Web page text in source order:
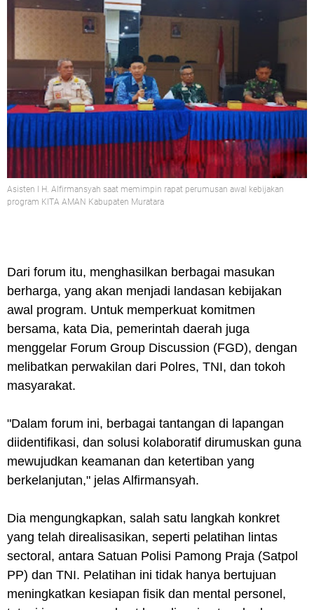
Asisten I H. Alfirmansyah saat memimpin rapat perumusan awal kebijakan
program KITA AMAN Kabupaten Muratara
Dari forum itu, menghasilkan berbagai masukan
berharga, yang akan menjadi landasan kebijakan
awal program. Untuk memperkuat komitmen
bersama, kata Dia, pemerintah daerah juga
menggelar Forum Group Discussion (FGD), dengan
melibatkan perwakilan dari Polres, TNI, dan tokoh
masyarakat.
"Dalam forum ini, berbagai tantangan di lapangan
diidentifikasi, dan solusi kolaboratif dirumuskan guna
mewujudkan keamanan dan ketertiban yang
berkelanjutan," jelas Alfirmansyah.
Dia mengungkapkan, salah satu langkah konkret
yang telah direalisasikan, seperti pelatihan lintas
sectoral, antara Satuan Polisi Pamong Praja (Satpol
PP) dan TNI. Pelatihan ini tidak hanya bertujuan
meningkatkan kesiapan fisik dan mental personel,